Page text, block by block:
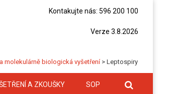
Kontakujte nás: 596 200 100
Verze 3.8.2026
molekulárně biologická vyšetření > Leptospiry
A ZKOUŠKY SOP